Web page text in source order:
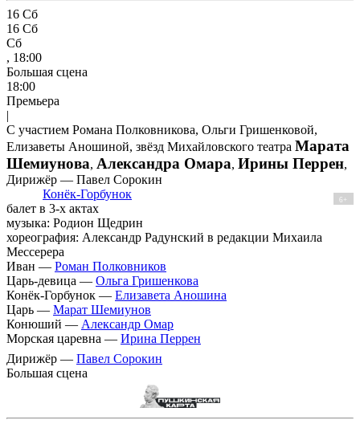
16 Сб
16 Сб
Сб
, 18:00
Большая сцена
18:00
Премьера
|
С участием Романа Полковникова, Ольги Гришенковой,
Елизаветы Аношиной, звёзд Михайловского театра Марата
Шемиунова, Александра Омара, Ирины Перрен,
Дирижёр — Павел Сорокин
Конёк-Горбунок
6+
балет в 3-х актах
музыка: Родион Щедрин
хореография: Александр Радунский в редакции Михаила
Мессерера
Иван — Роман Полковников
Царь-девица — Ольга Гришенкова
Конёк-Горбунок — Елизавета Аношина
Царь — Марат Шемиунов
Конюший — Александр Омар
Морская царевна — Ирина Перрен
Дирижёр — Павел Сорокин
Большая сцена